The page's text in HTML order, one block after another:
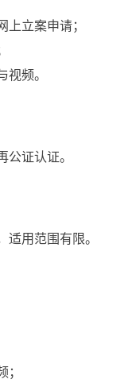
立案申请；
频。
证认证。
用范围有限。